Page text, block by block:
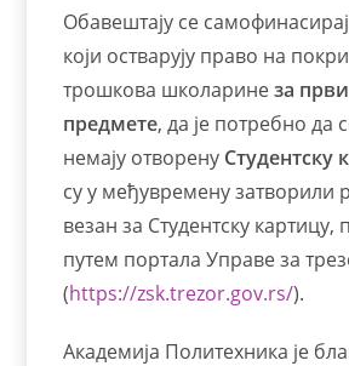
Обавештају се
који остварују право на
трошкова школаринеза
предмете, да je потребно да
немају отворену Студентску
су у међувремену затворили
везан за Студентску картицу,
путем портала Управе за
(https://zsk.trezor.gov.rs/).
Академија Политехника је